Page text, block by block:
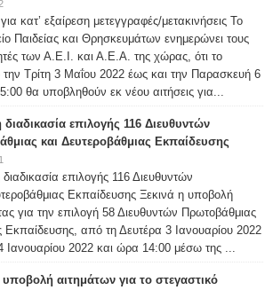
για κατ’ εξαίρεση μετεγγραφές/μετακινήσεις Το
Παιδείας και Θρησκευμάτων ενημερώνει τους
των Α.Ε.Ι. και Α.Ε.Α. της χώρας, ότι το
Τρίτη 3 Μαΐου 2022 έως και την Παρασκευή 6
θα υποβληθούν εκ νέου αιτήσεις για...
διαδικασία επιλογής 116 Διευθυντών
και Δευτεροβάθμιας Εκπαίδευσης
επιλογής 116 Διευθυντών
Εκπαίδευσης Ξεκινά η υποβολή
για την επιλογή 58 Διευθυντών Πρωτοβάθμιας
Εκπαίδευσης, από τη Δευτέρα 3 Ιανουαρίου 2022
2022 και ώρα 14:00 μέσω της ...
αιτημάτων για το στεγαστικό